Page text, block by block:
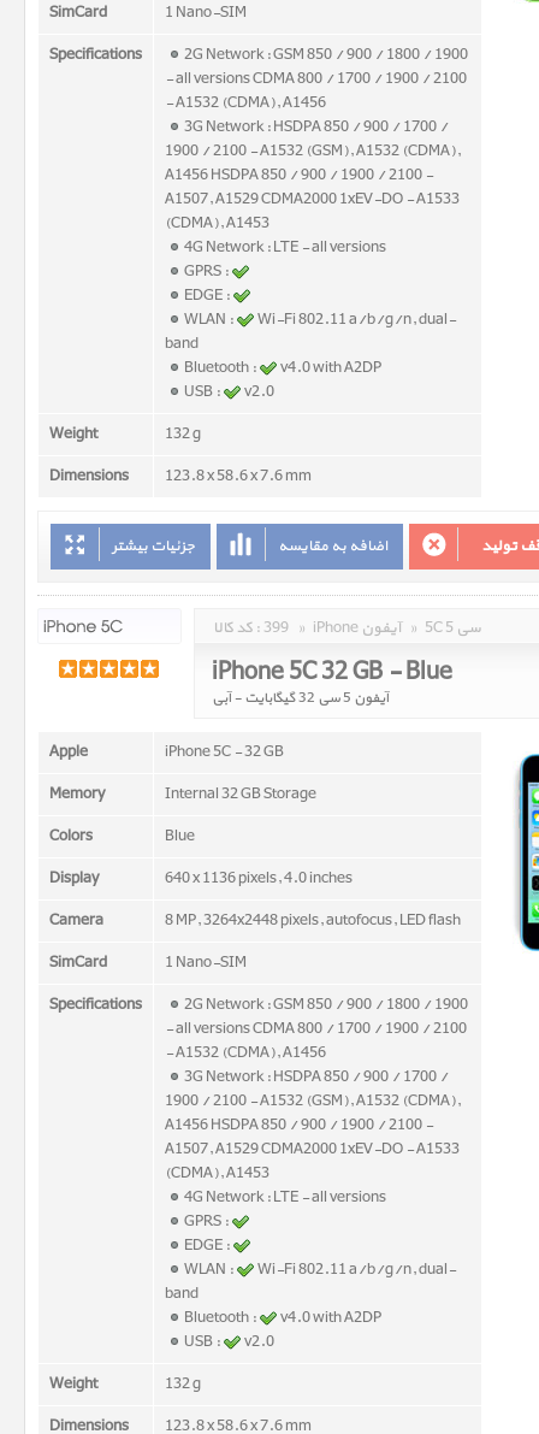
SimCard
1 Nano-SIM
Specifications
2G Network : GSM 850 / 900 / 1800 / 1900
- all versions CDMA 800 / 1700 / 1900 / 2100
- A1532 (CDMA), A1456
3G Network : HSDPA 850 / 900 / 1700 /
1900 / 2100 - A1532 (GSM), A1532 (CDMA),
A1456 HSDPA 850 / 900 / 1900 / 2100 -
A1507, A1529 CDMA2000 1xEV-DO - A1533
(CDMA), A1453
4G Network : LTE - all versions
GPRS :
EDGE :
WLAN :
Wi-Fi 802.11 a/b/g/n, dual-
band
Bluetooth :
v4.0 with A2DP
USB :
v2.0
Weight
132 g
Dimensions
123.8 x 58.6 x 7.6 mm
جزئیات بیشتر اضافه به مقایسه تولید
کد کالا : 399 » iPhone آیفون » 5C 5 سی
iPhone 5C 32 GB - Blue
آیفون 5 سی 32 گیگابایت - آبی
Apple
iPhone 5C - 32 GB
Memory
Internal 32 GB Storage
Colors
Blue
Display
640 x 1136 pixels, 4.0 inches
Camera
8 MP, 3264x2448 pixels, autofocus, LED flash
SimCard
1 Nano-SIM
Specifications
2G Network : GSM 850 / 900 / 1800 / 1900
- all versions CDMA 800 / 1700 / 1900 / 2100
- A1532 (CDMA), A1456
3G Network : HSDPA 850 / 900 / 1700 /
1900 / 2100 - A1532 (GSM), A1532 (CDMA),
A1456 HSDPA 850 / 900 / 1900 / 2100 -
A1507, A1529 CDMA2000 1xEV-DO - A1533
(CDMA), A1453
4G Network : LTE - all versions
GPRS :
EDGE :
WLAN :
Wi-Fi 802.11 a/b/g/n, dual-
band
Bluetooth :
v4.0 with A2DP
USB :
v2.0
Weight
132 g
Dimensions
123.8 x 58.6 x 7.6 mm